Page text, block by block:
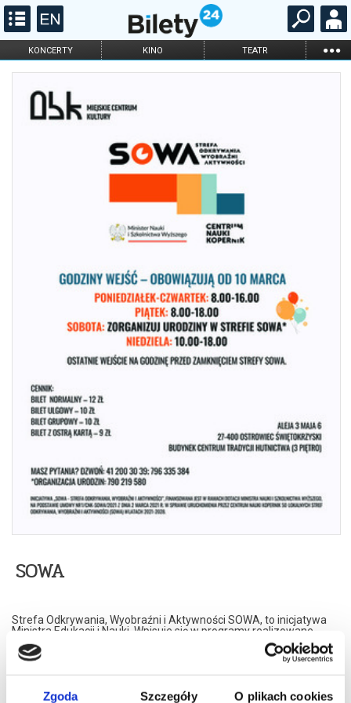
Zgoda Szczegóły O plikach cookies
KONCERTY KINO TEATR ...
FILHARMONIA OPERA I BALET
DLA DZIECI
SOWA
Strefa Odkrywania, Wyobraźni i Aktywności SOWA, to inicjatywa
Ministra Edukacji i Nauki. Wpisuje się w programy realizowane
przez Ministra w ramach Społecznej Odpowiedzialności Nauki,
mające na celu popularyzację i upowszechnianie nauki oraz badań
naukowych.
SOWA w Ostrowcu Świętokrzyskim realizuje ideę uczenia się
eksperymentowaniu. Metoda ta umożliwia poszerzenie wiedzy, a